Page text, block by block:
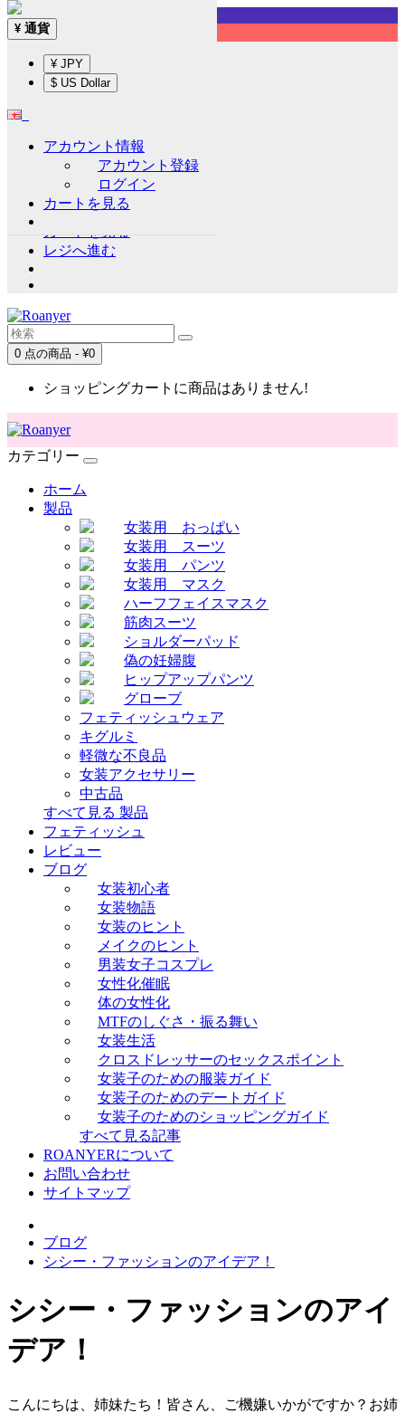
Sign up!
通貨
アカウント情報
アカウント登録
ログイン
ウイッシュリスト (0)
レジへ進む
0 点の商品 - ¥0
ショッピングカートに商品はありません!
¥ 通貨
¥ JPY
$ US Dollar
アカウント情報
アカウント登録
ログイン
カートを見る
カテゴリー
ホーム
製品
女装用 おっぱい
女装用 スーツ
女装用 パンツ
女装用 マスク
ハーフフェイスマスク
筋肉スーツ
ショルダーパッド
偽の妊婦腹
ヒップアップパンツ
グローブ
フェティッシュウェア
キグルミ
軽微な不良品
女装アクセサリー
中古品
すべて見る 製品
フェティッシュ
レビュー
ブログ
女装初心者
女装物語
女装のヒント
メイクのヒント
男装女子コスプレ
女性化催眠
体の女性化
MTFのしぐさ・振る舞い
女装生活
クロスドレッサーのセックスポイント
女装子のための服装ガイド
女装子のためのデートガイド
女装子のためのショッピングガイド
すべて見る記事
ROANYERについて
お問い合わせ
サイトマップ
ブログ
シシー・ファッションのアイデア！
シシー・ファッションのアイ
デア！
こんにちは、姉妹たち！皆さん、ご機嫌いかがですか？お姉